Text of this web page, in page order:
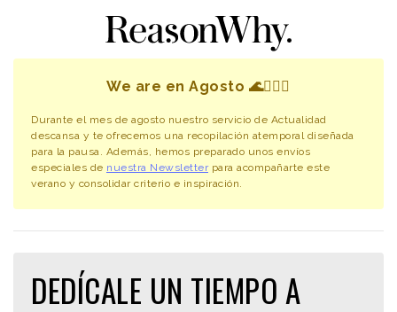
We are en Agosto 🌊🧘🏻‍♀️
Durante el mes de agosto nuestro servicio de Actualidad
descansa y te ofrecemos una recopilación atemporal diseñada
para la pausa. Además, hemos preparado unos envíos
especiales de nuestra Newsletterpara acompañarte este
verano y consolidar criterio e inspiración.
DEDÍCALE UN TIEMPO A